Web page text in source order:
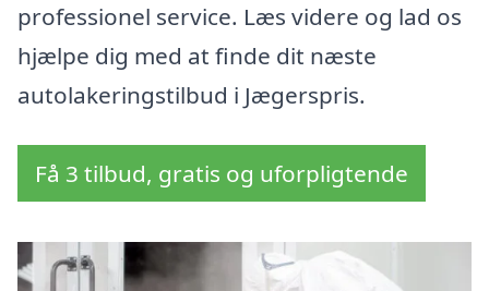
professionel service. Læs videre og lad os
hjælpe dig med at finde dit næste
autolakeringstilbud i Jægerspris.
Få 3 tilbud, gratis og uforpligtende